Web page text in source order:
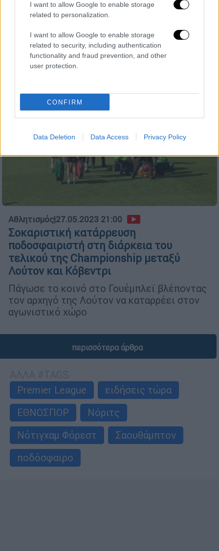
I want to allow Google to enable storage
related to personalization.
I want to allow Google to enable storage
related to security, including authentication
functionality and fraud prevention, and other
user protection.
CONFIRM
Data Deletion Data Access Privacy Policy
Η ομάδα με το μικρότερο και πιο...
στριμωγμένο γήπεδο στην Championship
πήρε το εισιτήριο για την Premier League
Αθλητισμός|27.05.2023 21:00
Σοκαριστική κατάρρευση
ποδοσφαιριστή στη διάρκεια του
τελικού της Championship μεταξύ
Λούτον και Κόβεντρι
Πάγωσε το κοινό στο Γουέμπλεϊ βλέποντας
τον αρχηγό της Λούτον να καταρρέει στον
αγωνιστικό χώρο
περισσότερα άρθρα
Premier League
ειδήσεις τώρα
ΕΘΝΟΣΠΟΡ
Νόριτς
Νότιγχαμ Φόρεστ
Σαουθάμπτον
ποδόσφαιρο